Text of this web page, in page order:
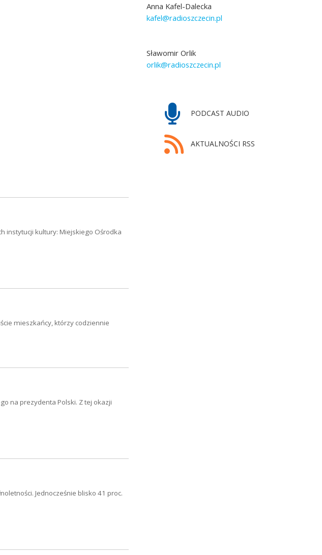
Anna Kafel-Dalecka
kafel@radioszczecin.pl
Sławomir Orlik
orlik@radioszczecin.pl
PODCAST AUDIO
AKTUALNOŚCI RSS
instytucji kultury: Miejskiego Ośrodka
mieszkańcy, którzy codziennie
na prezydenta Polski. Z tej okazji
Jednocześnie blisko 41 proc.